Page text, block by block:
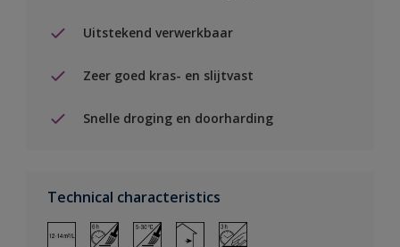
Uitstekend verwerkbaar
Zeer goed kras- en slijtvast
Snelle droging en doorharding
Technical characteristics